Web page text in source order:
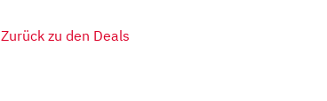
Zurück zu den Deals